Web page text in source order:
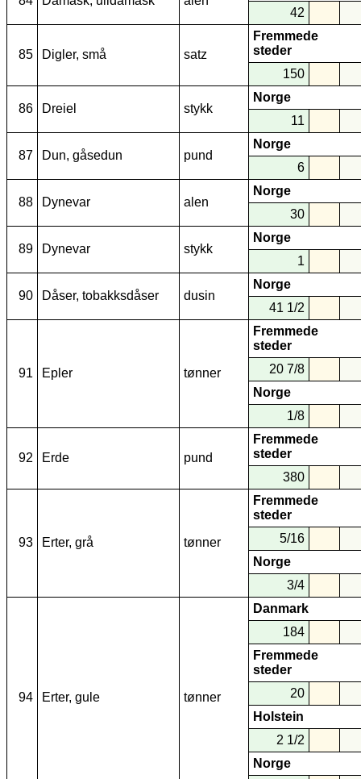
42
85 Digler, små satz
Fremmede
steder
150
86 Dreiel stykk
Norge
11
87 Dun, gåsedun pund
Norge
6
88 Dynevar alen
Norge
30
89 Dynevar stykk
Norge
1
90 Dåser, tobakksdåser dusin
Norge
41 1/2
91 Epler tønner
Fremmede
steder
20 7/8
Norge
1/8
92 Erde pund
Fremmede
steder
380
93 Erter, grå tønner
Fremmede
steder
5/16
Norge
3/4
94 Erter, gule tønner
Danmark
184
Fremmede
steder
20
Holstein
2 1/2
Norge